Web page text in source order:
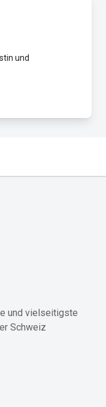
und
und vielseitigste
Schweiz